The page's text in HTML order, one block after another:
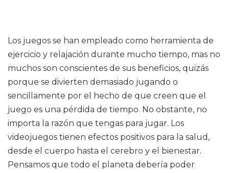
Los juegos se han empleado como herramienta de
ejercicio y relajación durante mucho tiempo, mas no
muchos son conscientes de sus beneficios, quizás
porque se divierten demasiado jugando o
sencillamente por el hecho de que creen que el
juego es una pérdida de tiempo. No obstante, no
importa la razón que tengas para jugar. Los
videojuegos tienen efectos positivos para la salud,
desde el cuerpo hasta el cerebro y el bienestar.
Pensamos que todo el planeta debería poder